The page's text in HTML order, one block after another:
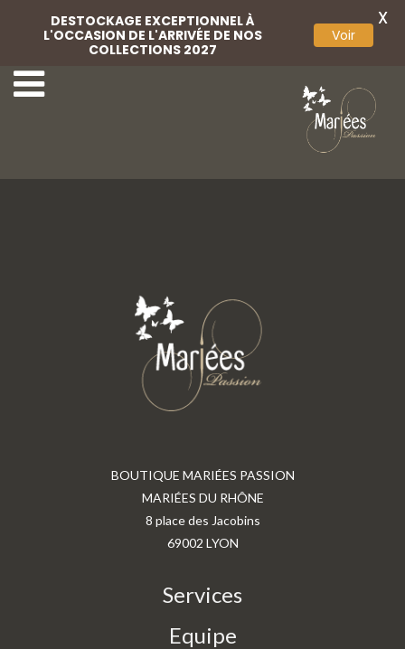
Chaussons dentelle 1ere
BOUTIQUE MARIÉES PASSION
MARIÉES DU RHÔNE
8 place des Jacobins
69002 LYON
Services
Equipe
DESTOCKAGE EXCEPTIONNEL À
L'OCCASION DE L'ARRIVÉE DE NOS
COLLECTIONS 2027
Voir
X